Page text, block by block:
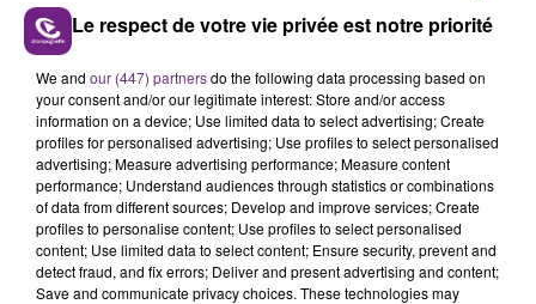
LE MAGASIN JOUÉCLUB DE REIMS FERME
SES PORTES
C'était l'une des institutions du centre-ville
rémois. Le magasin JouéClub est contraint de
fermer ses portes.
TITRES DIFFUSÉS
19h20
19h20 19h12
19h12
Le respect de votre vie privée est notre priorité
We and our (447) partnersdo the following data processing based on
your consent and/or our legitimate interest: Store and/or access
information on a device; Use limited data to select advertising; Create
profiles for personalised advertising; Use profiles to select personalised
advertising; Measure advertising performance; Measure content
performance; Understand audiences through statistics or combinations
of data from different sources; Develop and improve services; Create
profiles to personalise content; Use profiles to select personalised
content; Use limited data to select content; Ensure security, prevent and
detect fraud, and fix errors; Deliver and present advertising and content;
Save and communicate privacy choices. These technologies may